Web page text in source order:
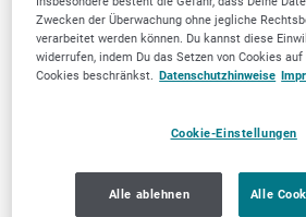
Von der Community
Zwecken der Überwachung ohne jegliche
verarbeitet werden können. Du kannst diese
widerrufen, indem Du das Setzen von Cookies
Cookies beschränkst. Datenschutzhinweise
Cookie-Einstellungen
Alle ablehnen Alle